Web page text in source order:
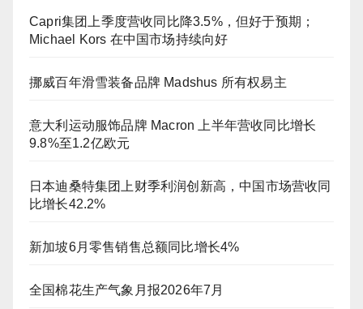
Capri集团上季度营收同比降3.5%，但好于预期；
Michael Kors 在中国市场持续向好
挪威百年滑雪装备品牌 Madshus 所有权易主
意大利运动服饰品牌 Macron 上半年营收同比增长
9.8%至1.2亿欧元
日本迪桑特集团上财季利润创新高，中国市场营收同
比增长42.2%
新加坡6月零售销售总额同比增长4%
全国棉花生产气象月报2026年7月